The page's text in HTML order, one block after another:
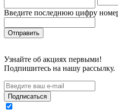
Введите последнюю цифру
Узнайте об акциях первыми!
Подпишитесь на нашу рассылку.
Подписаться